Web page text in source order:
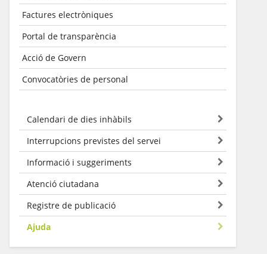
Factures electròniques
Portal de transparència
Acció de Govern
Convocatòries de personal
Calendari de dies inhàbils
Interrupcions previstes del servei
Informació i suggeriments
Atenció ciutadana
Registre de publicació
Ajuda